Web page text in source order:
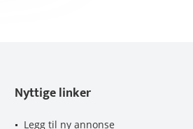
Nyttige linker
Legg til ny annonse